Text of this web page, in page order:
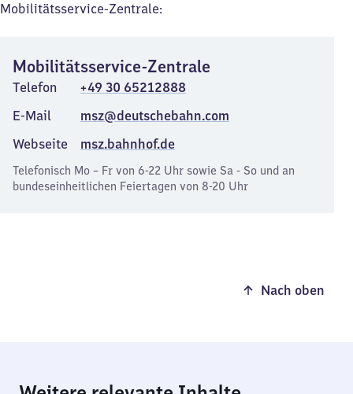
Mobilitätsservice-Zentrale:
Mobilitätsservice-Zentrale
Telefon
+49 30 65212888
E-Mail
msz@deutschebahn.com
Webseite
msz.bahnhof.de
Telefonisch Mo – Fr von 6-22 Uhr sowie Sa - So und an
bundeseinheitlichen Feiertagen von 8-20 Uhr
Nach oben